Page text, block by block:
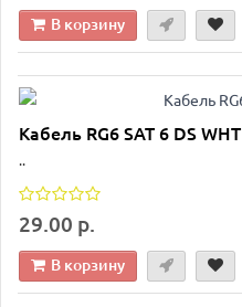
В корзину
Кабель RG6 SAT 6 DS WHT
..
29.00 р.
В корзину